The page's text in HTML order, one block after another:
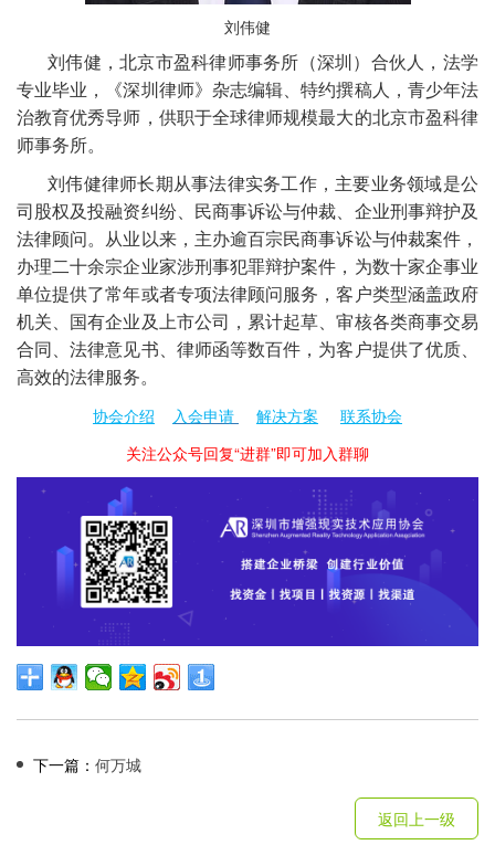
刘伟健
刘伟健，北京市盈科律师事务所（深圳）合伙人，法学
专业毕业，《深圳律师》杂志编辑、特约撰稿人，青少年法
治教育优秀导师， 供职于全球律师规模最大的北京市盈科律
师事务所。
刘伟健律师长期从事法律实务工作，主要业务领域是公
司股权及投融资纠纷、民商事诉讼与仲裁、企业刑事辩护及
法律顾问。从业以来，主办逾百宗民商事诉讼与仲裁案件，
办理二十余宗企业家涉刑事犯罪辩护案件，为数十家企事业
单位提供了常年或者专项法律顾问服务，客户类型涵盖政府
机关、国有企业及上市公司，累计起草、审核各类商事交易
合同、法律意见书、律师函等数百件，为客户提供了优质、
高效的法律服务。
协会介绍 入会申请 解决方案
联系协会
关注公众号回复“进群”即可加入群聊
下一篇： 何万城
返回上一级